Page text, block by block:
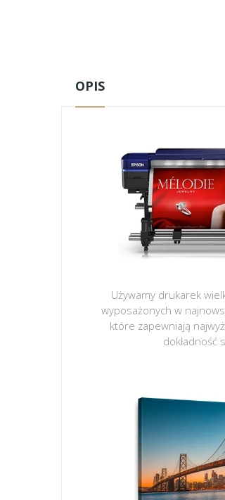
OPIS
Używamy drukarek
wyposażonych w
które zapewniają
dokładność